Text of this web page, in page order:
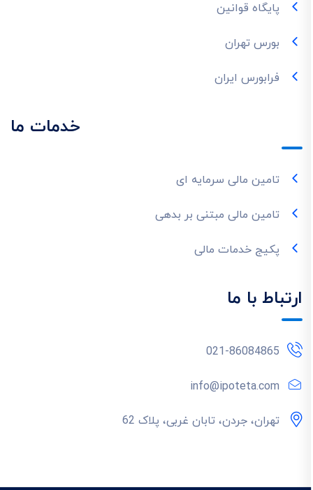
پایگاه قوانین
بورس تهران
فرابورس ایران
خدمات ما
تامین مالی سرمایه ای
تامین مالی مبتنی بر بدهی
پکیج خدمات مالی
ارتباط با ما
021-86084865
info@ipoteta.com
تهران، جردن، تابان غربی، پلاک 62